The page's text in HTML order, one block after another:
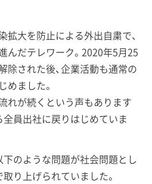
大を防止による外出自粛で、
んだテレワーク。2020年5月25
除された後、企業活動も通常の
めました。
れが続くという声もあります
全員出社に戻りはじめていま
下のような問題が社会問題とし
り上げられていました。